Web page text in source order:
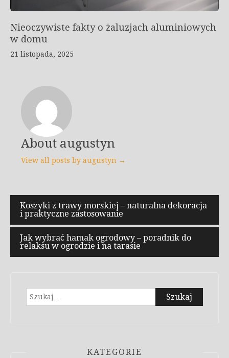
Nieoczywiste fakty o żaluzjach aluminiowych
w domu
21 listopada, 2025
About augustyn
View all posts by augustyn →
Nawigacja
wpisu
Koszyki z trawy morskiej – naturalna dekoracja
i praktyczne zastosowanie
Jak wybrać hamak ogrodowy – poradnik do
relaksu w ogrodzie i na tarasie
Szukaj:
KATEGORIE